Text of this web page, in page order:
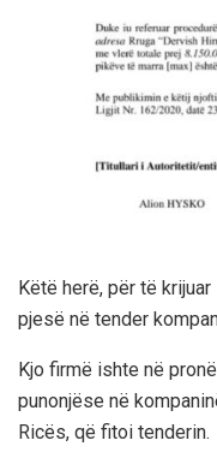
Këtë herë, për të
pjesë në tender
Kjo firmë ishte në
punonjëse në
Ricës, që fitoi tenderin.